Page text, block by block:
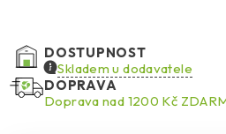
průmyslových budovách, skladech
DOSTUPNOST
Skladem u dodavatele
DOPRAVA
Doprava nad 1200 Kč